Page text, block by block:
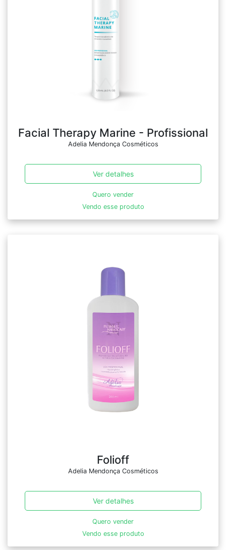
Facial Therapy Marine - Profissional
Adelia Mendonça Cosméticos
Ver detalhes
Quero vender
Vendo esse produto
Folioff
Adelia Mendonça Cosméticos
Ver detalhes
Quero vender
Vendo esse produto